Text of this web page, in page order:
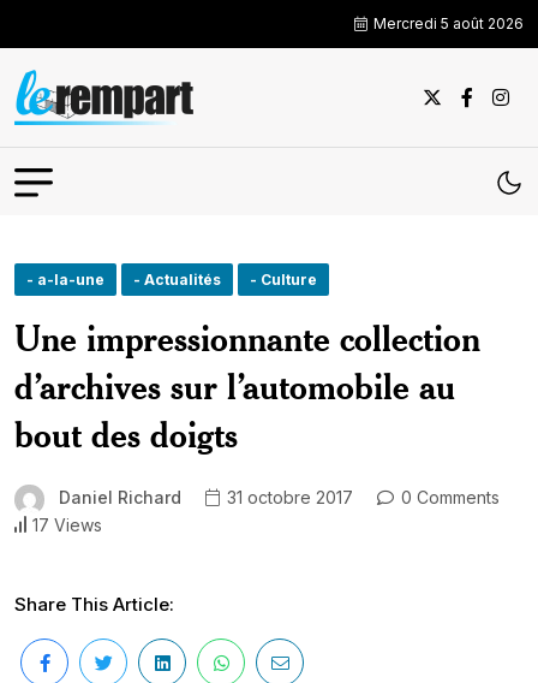
Mercredi 5 août 2026
- a-la-une - Actualités - Culture
Une impressionnante collection
d’archives sur l’automobile au
bout des doigts
Daniel Richard 31 octobre 2017
0 Comments
17 Views
Share This Article: